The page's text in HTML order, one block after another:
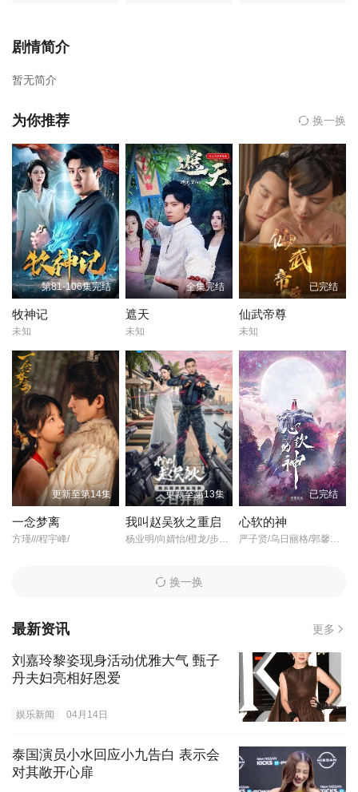
剧情简介
暂无简介
为你推荐 换一换
第81-106集完结
牧神记
未知
全集完结
遮天
未知
已完结
仙武帝尊
未知
更新至第14集
一念梦离
方瑾///程宇峰/
更新至第13集
我叫赵吴狄之重启
杨业明/向婧怡/橙龙/步籽颖/姜艺声/石照杰/黄烁文/孙金笑/吉元雪/乔馨/张智坤/
已完结
心软的神
换一换
最新资讯 更多
刘嘉玲黎姿现身活动优雅大气 甄子
丹夫妇亮相好恩爱
娱乐新闻 04月14日
泰国演员小水回应小九告白 表示会
对其敞开心扉